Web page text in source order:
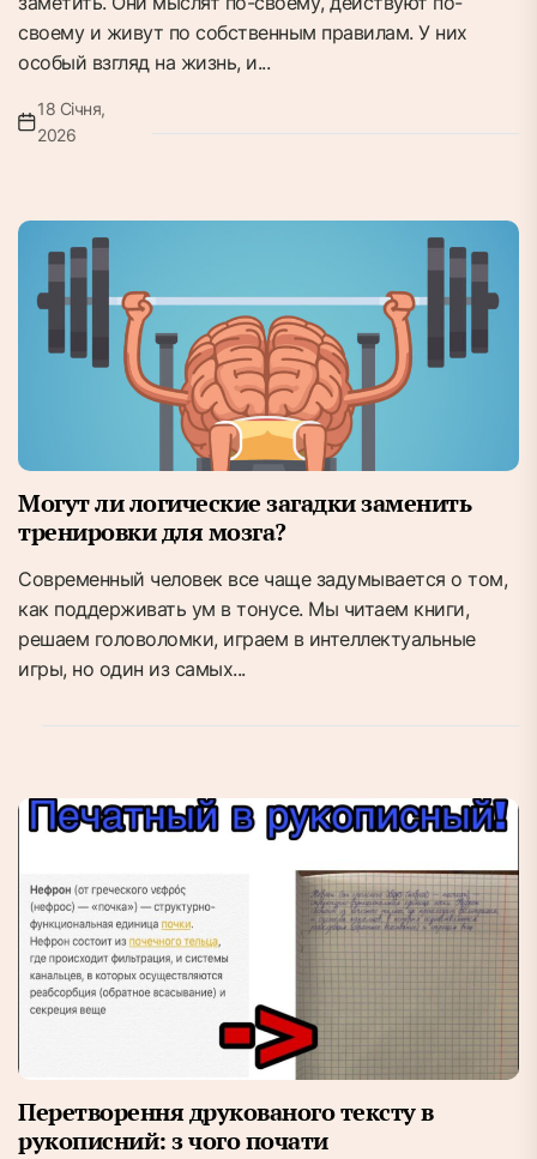
своему и живут по собственным правилам. У них
особый взгляд на жизнь, и...
18 Січня,
2026
Могут ли логические загадки заменить
тренировки для мозга?
Современный человек все чаще задумывается о том,
как поддерживать ум в тонусе. Мы читаем книги,
решаем головоломки, играем в интеллектуальные
игры, но один из самых...
Перетворення друкованого тексту в
рукописний: з чого почати